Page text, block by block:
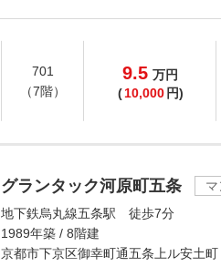
701
（7階）
9.5 万円
( 10,000 円)
グランタック河原町五条
地下鉄烏丸線五条駅 徒歩7分
1989年築 / 8階建
京都市下京区御幸町通五条上ル安土町